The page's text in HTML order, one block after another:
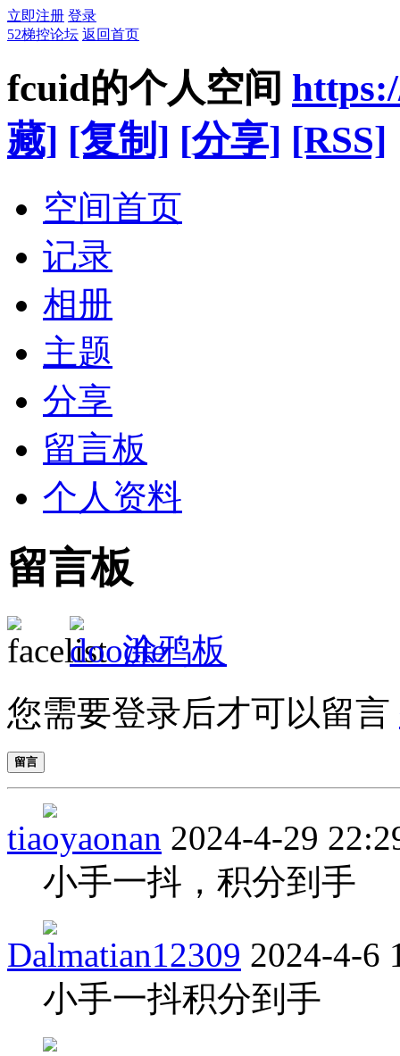
立即注册 登录
52梯控论坛 返回首页
fcuid的个人空间
藏] [复制] [分享] [RSS]
空间首页
记录
相册
主题
分享
留言板
个人资料
留言板
涂鸦板
您需要登录后才可以留言
留言
tiaoyaonan 2024-4-29
小手一抖，积分到手
Dalmatian12309 2024-4-6
小手一抖积分到手